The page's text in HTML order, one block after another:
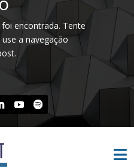
encontrada. Tente
a navegação
